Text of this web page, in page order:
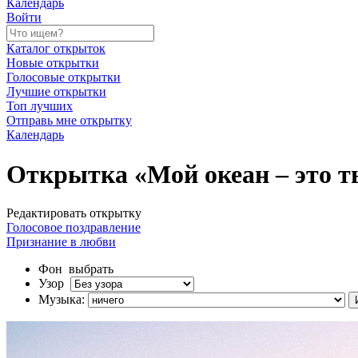
Календарь
Войти
Каталог открыток
Новые открытки
Голосовые открытки
Лучшие открытки
Топ лучших
Отправь мне открытку
Календарь
Открытка «Мой океан – это
Редактировать открытку
Голосовое поздравление
Признание в любви
Фон выбрать
Узор
Музыка: